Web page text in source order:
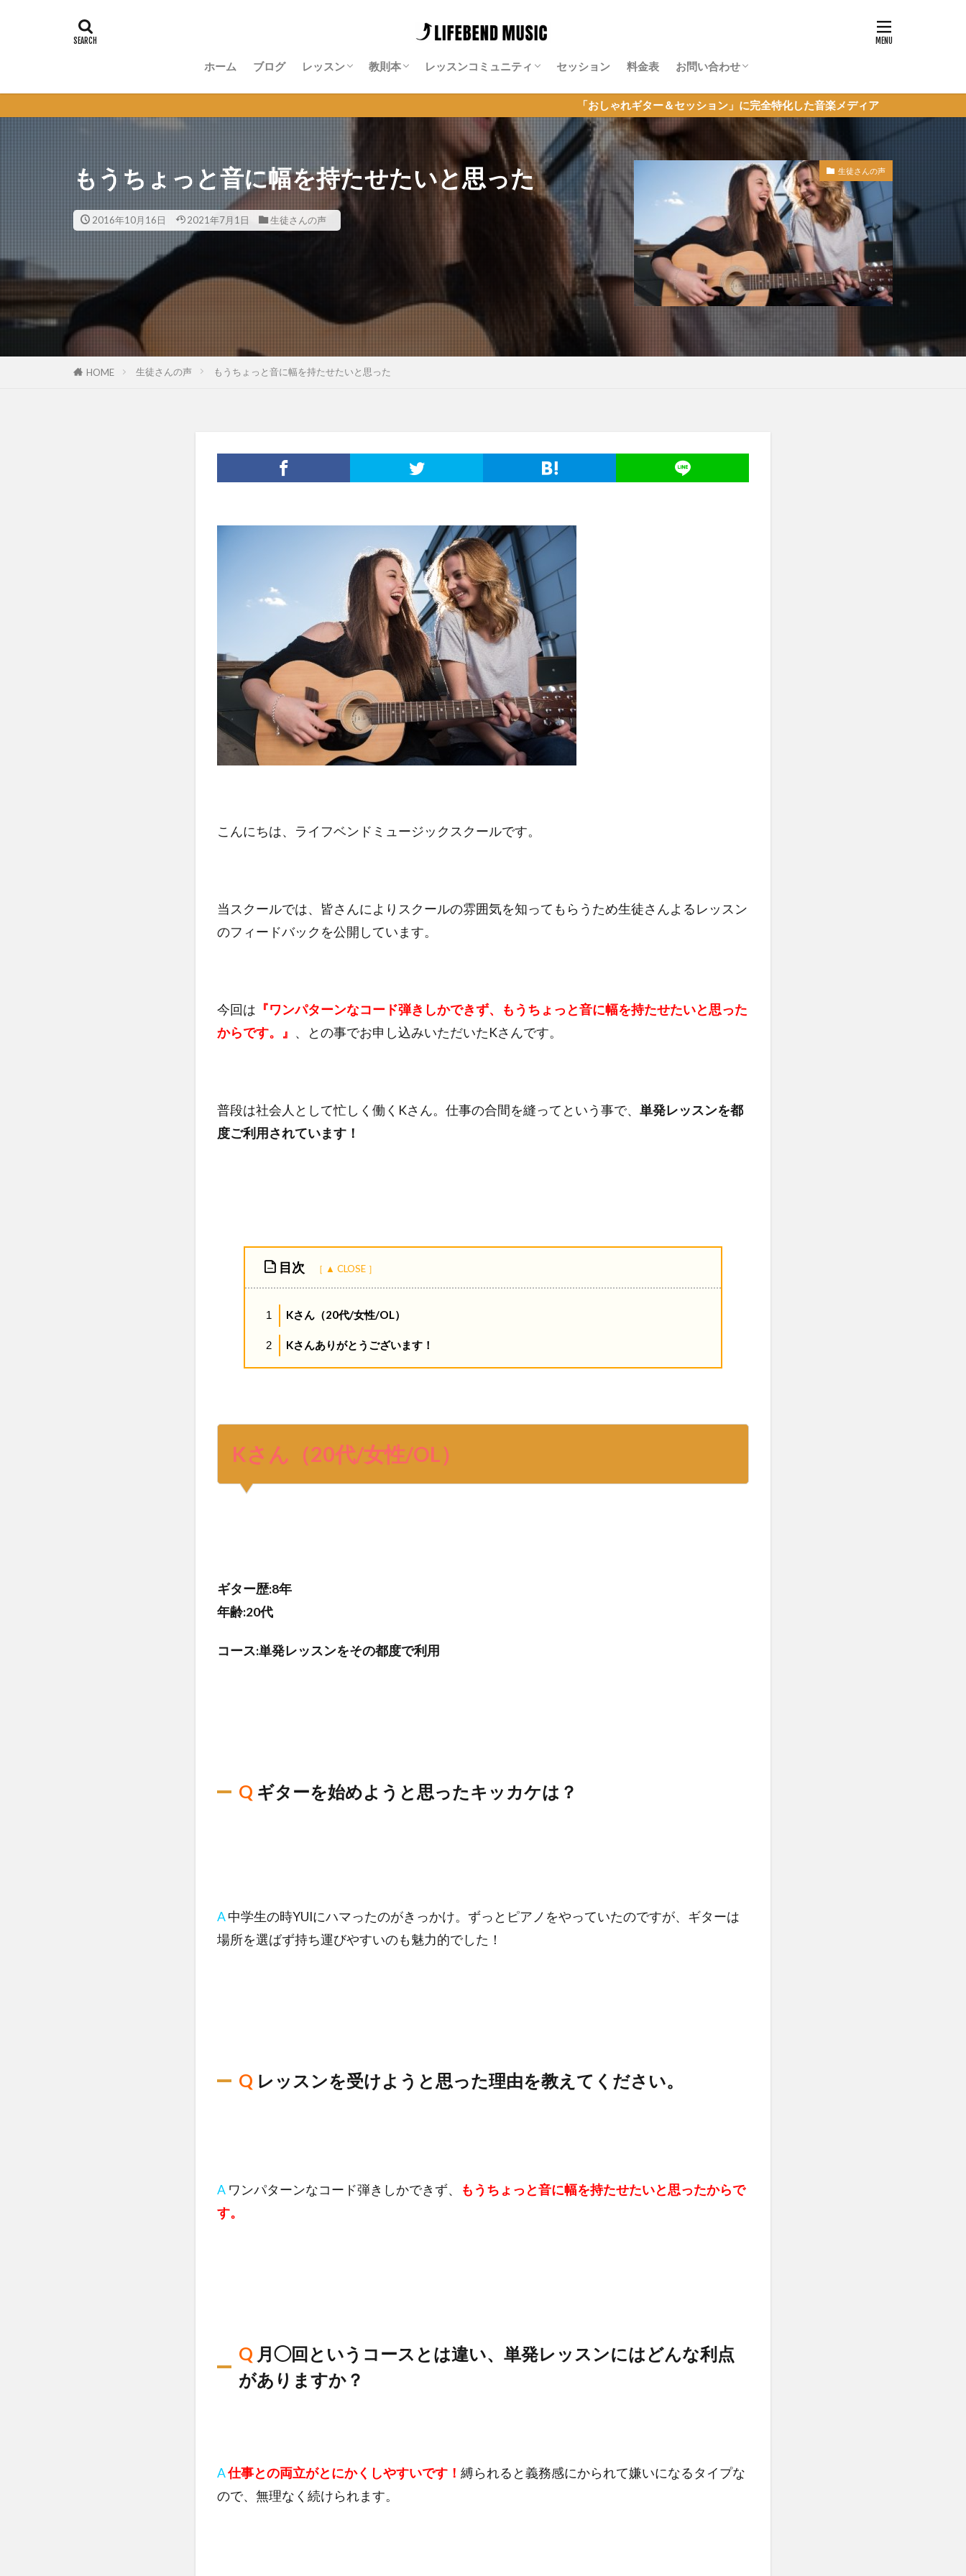
ホーム ブログ レッスン 教則本 レッスンコミュニティ
神田リョウ「神田式ゆるふわドラム塾オ
ンライン」
セッション 料金表 お問い合わせ
体験レッスン申し込み
超初心者JAM参加申し込み
その他のお問い合わせ
「おしゃれギター＆セッション」に完全特化した音楽メディア
もうちょっと音に幅を持たせたいと思った
2016年10月16日 2021年7月1日 生徒さんの声
生徒さんの声
HOME 生徒さんの声 もうちょっと音に幅を持たせたいと思った
こんにちは、ライフベンドミュージックスクールです。
当スクールでは、皆さんによりスクールの雰囲気を知ってもらうため生徒さんよるレッスン
のフィードバックを公開しています。
今回は 『​ワンパターンなコード弾きしかできず、もうちょっと音に幅を持たせたいと思った
からです。』 、との事でお申し込みいただいたKさんです。
普段は社会人として忙しく働くKさん。仕事の合間を縫ってという事で、 単発レッスンを都
度ご利用されています！
目次
1 Kさん（20代/女性/OL）
2 Kさんありがとうございます！
Kさん（20代/女性/OL）
ギター歴:8年
年齢:20代
コース:単発レッスンをその都度で利用
Q ギターを始めようと思ったキッカケは？
A​中学生の時YUIにハマったのがきっかけ。ずっとピアノをやっていたのですが、ギターは
場所を選ばず持ち運びやすいのも魅力的でした！
Q ​レッスンを受けようと思った理由を教えてください。
A ​ワンパターンなコード弾きしかできず、
もうちょっと音に幅を持たせたいと思ったからで
す。
Q ​月◯回というコースとは違い、単発レッスンにはどんな利点
がありますか？
A仕事との両立がとにかくしやすいです！ 縛られると義務感にかられて嫌いになるタイプな
ので、無理なく続けられます。